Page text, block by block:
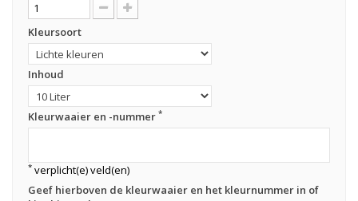
Kleursoort
Inhoud
Kleurwaaier en -nummer *
* verplicht(e) veld(en)
Geef hierboven de kleurwaaier en het kleurnummer in of